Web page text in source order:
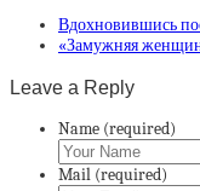
Вдохновившись
«Замужняя
Leave a Reply
Name (required)
Mail (required)